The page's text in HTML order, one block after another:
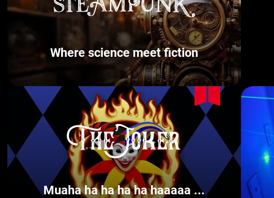
Where science meet fiction
Muaha ha ha ha ha haaaaa ...